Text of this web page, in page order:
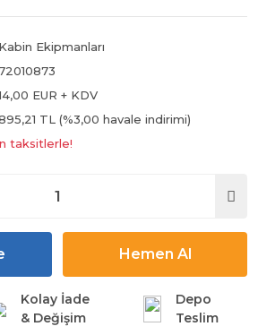
Kabin Ekipmanları
EUR + KDV
TL (%3,00 havale indirimi)
taksitlerle!
Hemen Al
Kolay İade
& Değişim
Depo
Teslim